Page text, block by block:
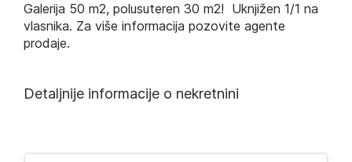
Galerija 50 m2, polusuteren 30 m2! Uknjižen 1/1 na
vlasnika. Za više informacija pozovite agente
prodaje.
Detaljnije informacije o nekretnini